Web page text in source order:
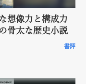
想像力と構成力
骨太な歴史小説
書評